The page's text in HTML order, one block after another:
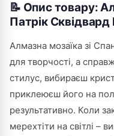
📝 Опис товару:
Патрік
Алмазна мозаїка зі
для творчості, а
стилус, вибираєш
приклеюєш його на
результативно. Коли
мерехтіти на світлі –